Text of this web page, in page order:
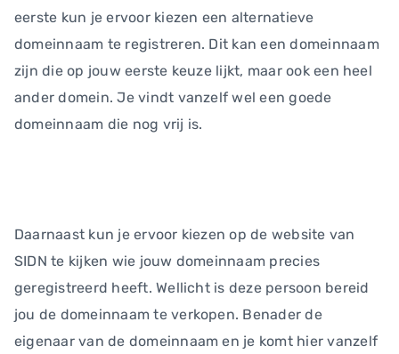
eerste kun je ervoor kiezen een alternatieve
domeinnaam te registreren. Dit kan een domeinnaam
zijn die op jouw eerste keuze lijkt, maar ook een heel
ander domein. Je vindt vanzelf wel een goede
domeinnaam die nog vrij is.
Daarnaast kun je ervoor kiezen op de website van
SIDN te kijken wie jouw domeinnaam precies
geregistreerd heeft. Wellicht is deze persoon bereid
jou de domeinnaam te verkopen. Benader de
eigenaar van de domeinnaam en je komt hier vanzelf